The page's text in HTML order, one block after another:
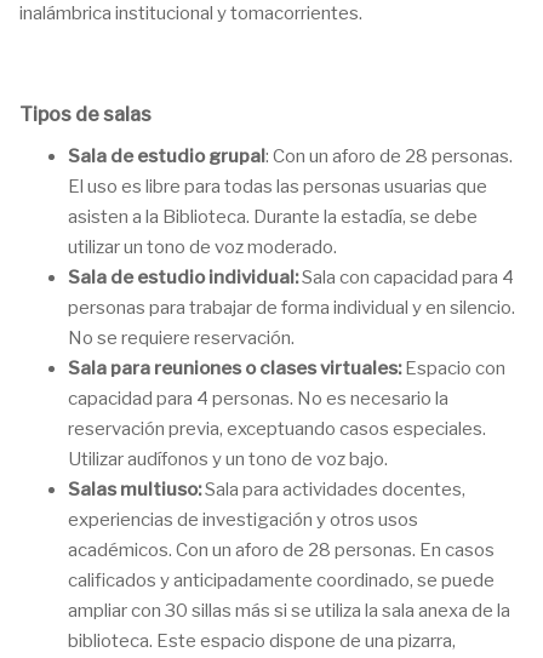
inalámbrica institucional y tomacorrientes.
Tipos de salas
Sala de estudio grupal: Con un aforo de 28 personas.
El uso es libre para todas las personas usuarias que
asisten a la Biblioteca. Durante la estadía, se debe
utilizar un tono de voz moderado.
Sala de estudio individual:Sala con capacidad para 4
personas para trabajar de forma individual y en silencio.
No se requiere reservación.
Sala para reuniones o clases virtuales:Espacio con
capacidad para 4 personas. No es necesario la
reservación previa, exceptuando casos especiales.
Utilizar audífonos y un tono de voz bajo.
Salas multiuso:Sala para actividades docentes,
experiencias de investigación y otros usos
académicos. Con un aforo de 28 personas. En casos
calificados y anticipadamente coordinado, se puede
ampliar con 30 sillas más si se utiliza la sala anexa de la
biblioteca. Este espacio dispone de una pizarra,